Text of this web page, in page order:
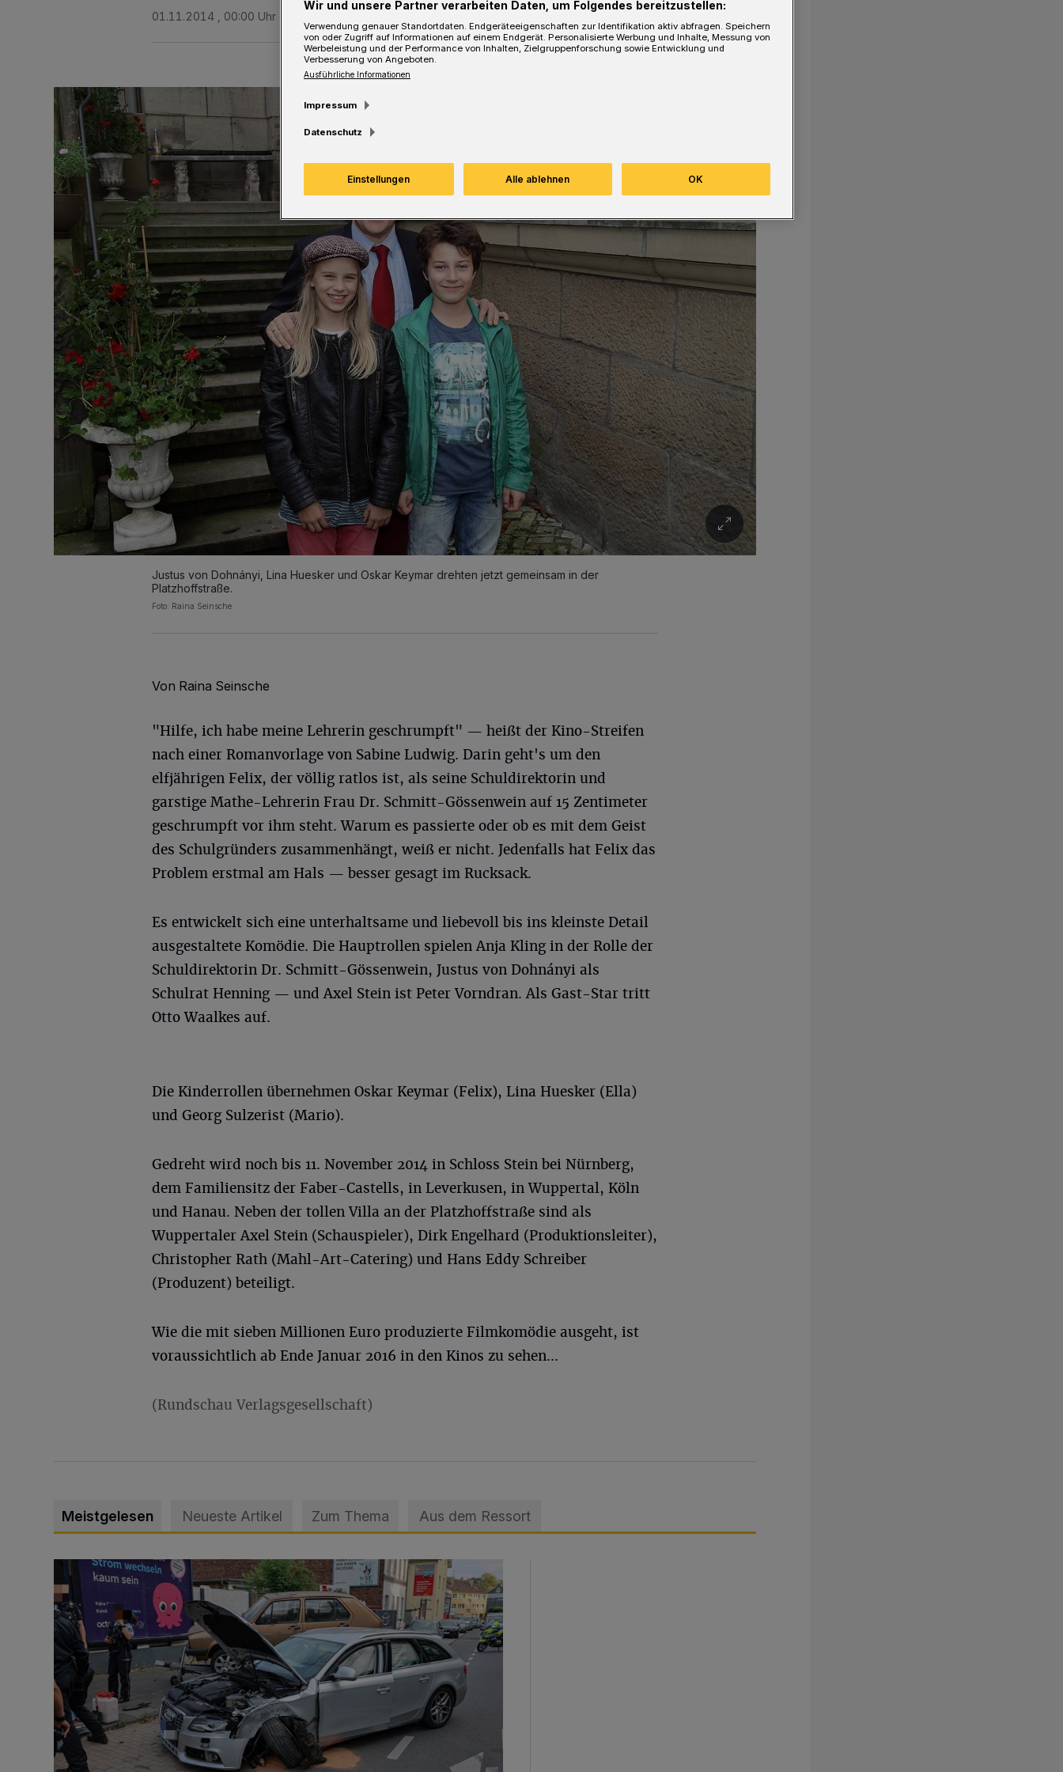
01.11.2014 , 00:00 Uhr
Justus von Dohnányi, Lina Huesker und Oskar Keymar drehten jetzt gemeinsam in der
Platzhoffstraße.
Foto: Raina Seinsche
Von Raina Seinsche
"Hilfe, ich habe meine Lehrerin geschrumpft" — heißt der Kino-Streifen
nach einer Romanvorlage von Sabine Ludwig. Darin geht's um den
elfjährigen Felix, der völlig ratlos ist, als seine Schuldirektorin und
garstige Mathe-Lehrerin Frau Dr. Schmitt-Gössenwein auf 15 Zentimeter
geschrumpft vor ihm steht. Warum es passierte oder ob es mit dem Geist
des Schulgründers zusammenhängt, weiß er nicht. Jedenfalls hat Felix das
Problem erstmal am Hals — besser gesagt im Rucksack.
Es entwickelt sich eine unterhaltsame und liebevoll bis ins kleinste Detail
ausgestaltete Komödie. Die Hauptrollen spielen Anja Kling in der Rolle der
Schuldirektorin Dr. Schmitt-Gössenwein, Justus von Dohnányi als
Schulrat Henning — und Axel Stein ist Peter Vorndran. Als Gast-Star tritt
Otto Waalkes auf.
Die Kinderrollen übernehmen Oskar Keymar (Felix), Lina Huesker (Ella)
und Georg Sulzerist (Mario).
Gedreht wird noch bis 11. November 2014 in Schloss Stein bei Nürnberg,
dem Familiensitz der Faber-Castells, in Leverkusen, in Wuppertal, Köln
und Hanau. Neben der tollen Villa an der Platzhoffstraße sind als
Wuppertaler Axel Stein (Schauspieler), Dirk Engelhard (Produktionsleiter),
Christopher Rath (Mahl-Art-Catering) und Hans Eddy Schreiber
(Produzent) beteiligt.
Wie die mit sieben Millionen Euro produzierte Filmkomödie ausgeht, ist
voraussichtlich ab Ende Januar 2016 in den Kinos zu sehen...
(Rundschau Verlagsgesellschaft)
Meistgelesen Neueste Artikel Zum Thema Aus dem Ressort
Schwerer Unfall mit 2,48 Promille
Wir und unsere Partner verarbeiten Daten, um Folgendes bereitzustellen:
Verwendung genauer Standortdaten. Endgeräteeigenschaften zur Identifikation aktiv abfragen. Speichern
von oder Zugriff auf Informationen auf einem Endgerät. Personalisierte Werbung und Inhalte, Messung von
Werbeleistung und der Performance von Inhalten, Zielgruppenforschung sowie Entwicklung und
Verbesserung von Angeboten.
Ausführliche Informationen
Impressum
Datenschutz
Einstellungen Alle ablehnen OK